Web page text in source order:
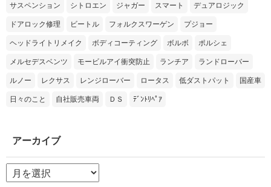
サスペンション シトロエン ジャガー スマート デュアロジック
ドアロック修理 ビートル フォルクスワーゲン プジョー
ヘッドライトリメイク ボディコーティング ボルボ ポルシェ
メルセデスベンツ モービルアイ衝突防止 ランチア ランドローバー
ルノー レクサス レンジローバー ロータス 低ダストパット 国産車
日々のこと 自社販売車両 ＤＳ ﾃﾞﾝﾄﾘﾍﾟｱ
アーカイブ
ア
ー